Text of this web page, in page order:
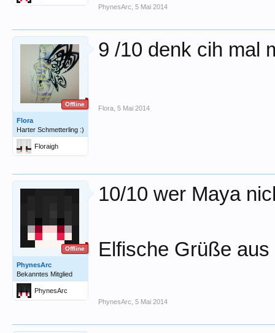
PhynesArc 5 Mai 2014
Offline
Flora
Harter Schmetterling :)
Floraigh
9 /10 denk cih mal
Flora 5 Mai 2014
Offline
PhynesArc
Bekanntes Mitglied
PhynesArc
10/10 wer Maya
Elfische Grüße
PhynesArc 5 Mai 2014